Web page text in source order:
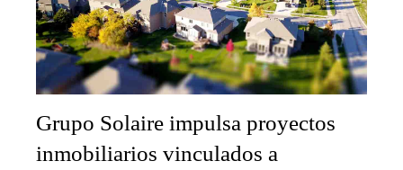
Grupo Solaire impulsa proyectos
inmobiliarios vinculados a